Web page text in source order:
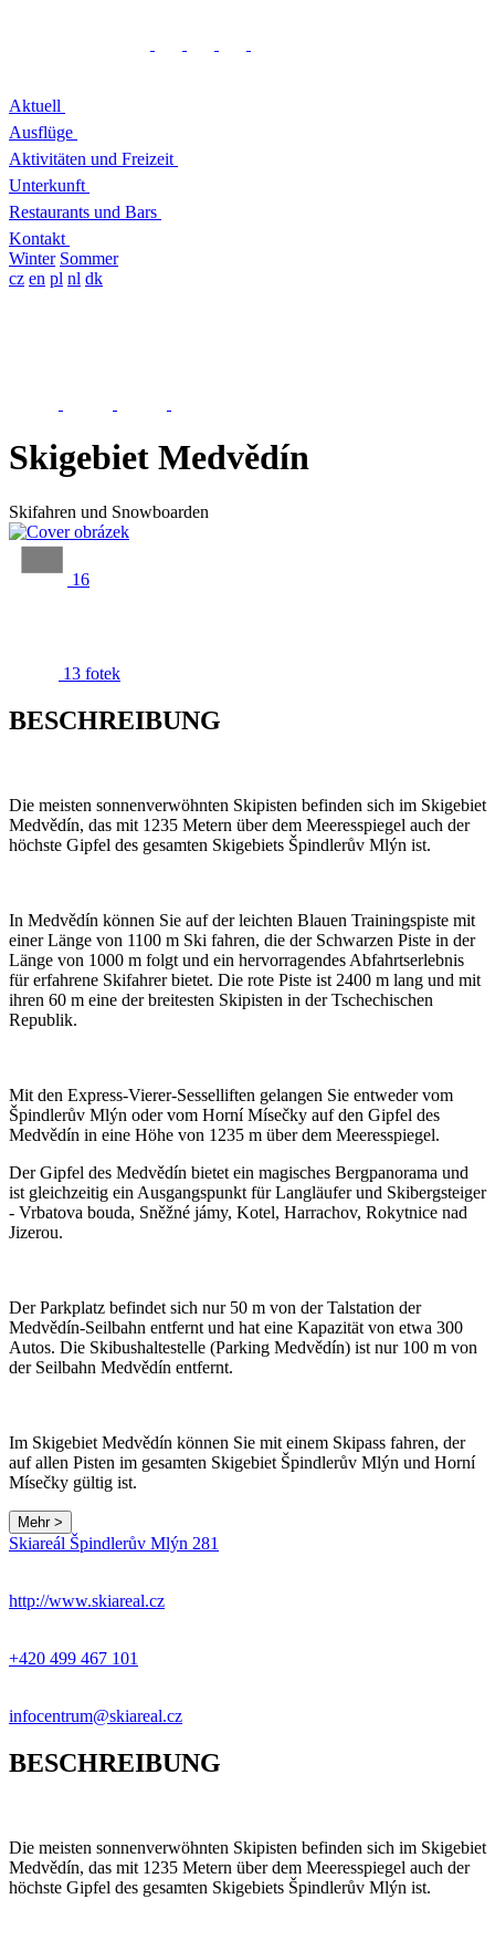
Aktuell
Ausflüge
Aktivitäten und Freizeit
Unterkunft
Restaurants und Bars
Kontakt
Winter Sommer
cz en pl nl dk
Skigebiet Medvědín
Skifahren und Snowboarden
16
13 fotek
BESCHREIBUNG
Die meisten sonnenverwöhnten Skipisten befinden sich im Skigebiet
Medvědín, das mit 1235 Metern über dem Meeresspiegel auch der
höchste Gipfel des gesamten Skigebiets Špindlerův Mlýn ist.
In Medvědín können Sie auf der leichten Blauen Trainingspiste mit
einer Länge von 1100 m Ski fahren, die der Schwarzen Piste in der
Länge von 1000 m folgt und ein hervorragendes Abfahrtserlebnis
für erfahrene Skifahrer bietet. Die rote Piste ist 2400 m lang und mit
ihren 60 m eine der breitesten Skipisten in der Tschechischen
Republik.
Mit den Express-Vierer-Sesselliften gelangen Sie entweder vom
Špindlerův Mlýn oder vom Horní Mísečky auf den Gipfel des
Medvědín in eine Höhe von 1235 m über dem Meeresspiegel.
Der Gipfel des Medvědín bietet ein magisches Bergpanorama und
ist gleichzeitig ein Ausgangspunkt für Langläufer und Skibergsteiger
- Vrbatova bouda, Sněžné jámy, Kotel, Harrachov, Rokytnice nad
Jizerou.
Der Parkplatz befindet sich nur 50 m von der Talstation der
Medvědín-Seilbahn entfernt und hat eine Kapazität von etwa 300
Autos. Die Skibushaltestelle (Parking Medvědín) ist nur 100 m von
der Seilbahn Medvědín entfernt.
Im Skigebiet Medvědín können Sie mit einem Skipass fahren, der
auf allen Pisten im gesamten Skigebiet Špindlerův Mlýn und Horní
Mísečky gültig ist.
Mehr >
−
Skiareál Špindlerův Mlýn 281
http://www.skiareal.cz
+420 499 467 101
infocentrum@skiareal.cz
BESCHREIBUNG
Die meisten sonnenverwöhnten Skipisten befinden sich im Skigebiet
Medvědín, das mit 1235 Metern über dem Meeresspiegel auch der
höchste Gipfel des gesamten Skigebiets Špindlerův Mlýn ist.